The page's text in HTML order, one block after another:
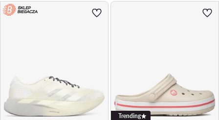
Trending